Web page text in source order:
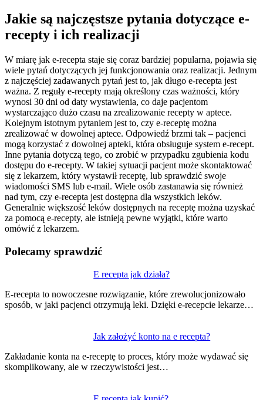
Jakie są najczęstsze pytania dotyczące e-
recepty i ich realizacji
W miarę jak e-recepta staje się coraz bardziej popularna, pojawia się
wiele pytań dotyczących jej funkcjonowania oraz realizacji. Jednym
z najczęściej zadawanych pytań jest to, jak długo e-recepta jest
ważna. Z reguły e-recepty mają określony czas ważności, który
wynosi 30 dni od daty wystawienia, co daje pacjentom
wystarczająco dużo czasu na zrealizowanie recepty w aptece.
Kolejnym istotnym pytaniem jest to, czy e-receptę można
zrealizować w dowolnej aptece. Odpowiedź brzmi tak – pacjenci
mogą korzystać z dowolnej apteki, która obsługuje system e-recept.
Inne pytania dotyczą tego, co zrobić w przypadku zgubienia kodu
dostępu do e-recepty. W takiej sytuacji pacjent może skontaktować
się z lekarzem, który wystawił receptę, lub sprawdzić swoje
wiadomości SMS lub e-mail. Wiele osób zastanawia się również
nad tym, czy e-recepta jest dostępna dla wszystkich leków.
Generalnie większość leków dostępnych na receptę można uzyskać
za pomocą e-recepty, ale istnieją pewne wyjątki, które warto
omówić z lekarzem.
Polecamy sprawdzić
E recepta jak działa?
E-recepta to nowoczesne rozwiązanie, które zrewolucjonizowało
sposób, w jaki pacjenci otrzymują leki. Dzięki e-recepcie lekarze…
Jak założyć konto na e recepta?
Zakładanie konta na e-receptę to proces, który może wydawać się
skomplikowany, ale w rzeczywistości jest…
wpisu